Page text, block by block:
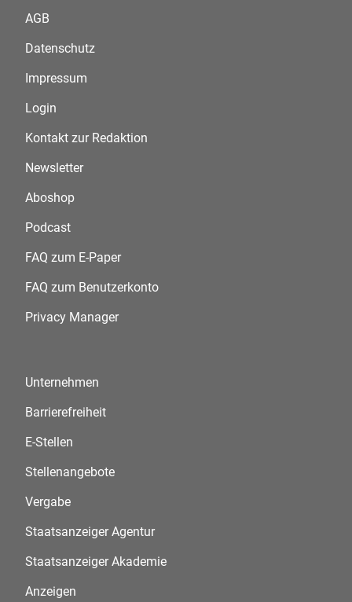
AGB
Datenschutz
Impressum
Login
Kontakt zur Redaktion
Newsletter
Aboshop
Podcast
FAQ zum E-Paper
FAQ zum Benutzerkonto
Privacy Manager
Unternehmen
Barrierefreiheit
E-Stellen
Stellenangebote
Vergabe
Staatsanzeiger Agentur
Staatsanzeiger Akademie
Anzeigen